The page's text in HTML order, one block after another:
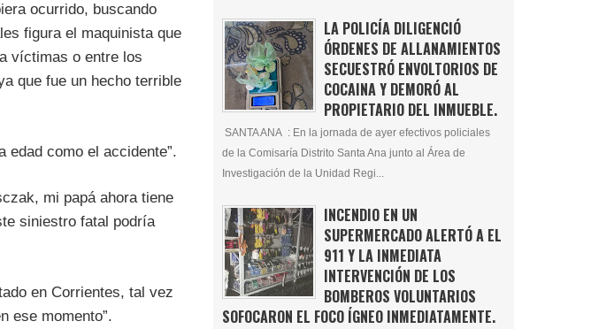
ocurrido, buscando
figura el maquinista que
víctimas o entre los
que fue un hecho terrible
edad como el accidente”.
mi papá ahora tiene
siniestro fatal podría
en Corrientes, tal vez
ese momento”.
LA POLICÍA DILIGENCIÓ
ÓRDENES DE ALLANAMIENTOS
SECUESTRÓ ENVOLTORIOS DE
COCAINA Y DEMORÓ AL
PROPIETARIO DEL INMUEBLE.
SANTA ANA : En la jornada de ayer efectivos policiales
de la Comisaría Distrito Santa Ana junto al Área de
Investigación de la Unidad Regi...
INCENDIO EN UN
SUPERMERCADO ALERTÓ A EL
911 Y LA INMEDIATA
INTERVENCIÓN DE LOS
BOMBEROS VOLUNTARIOS
SOFOCARON EL FOCO ÍGNEO INMEDIATAMENTE.